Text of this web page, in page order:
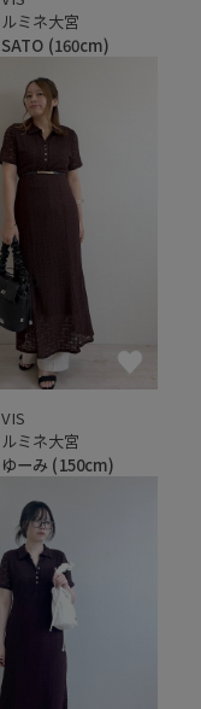
ルミネ大宮
SATO (160cm)
VIS
ルミネ大宮
ゆーみ (150cm)